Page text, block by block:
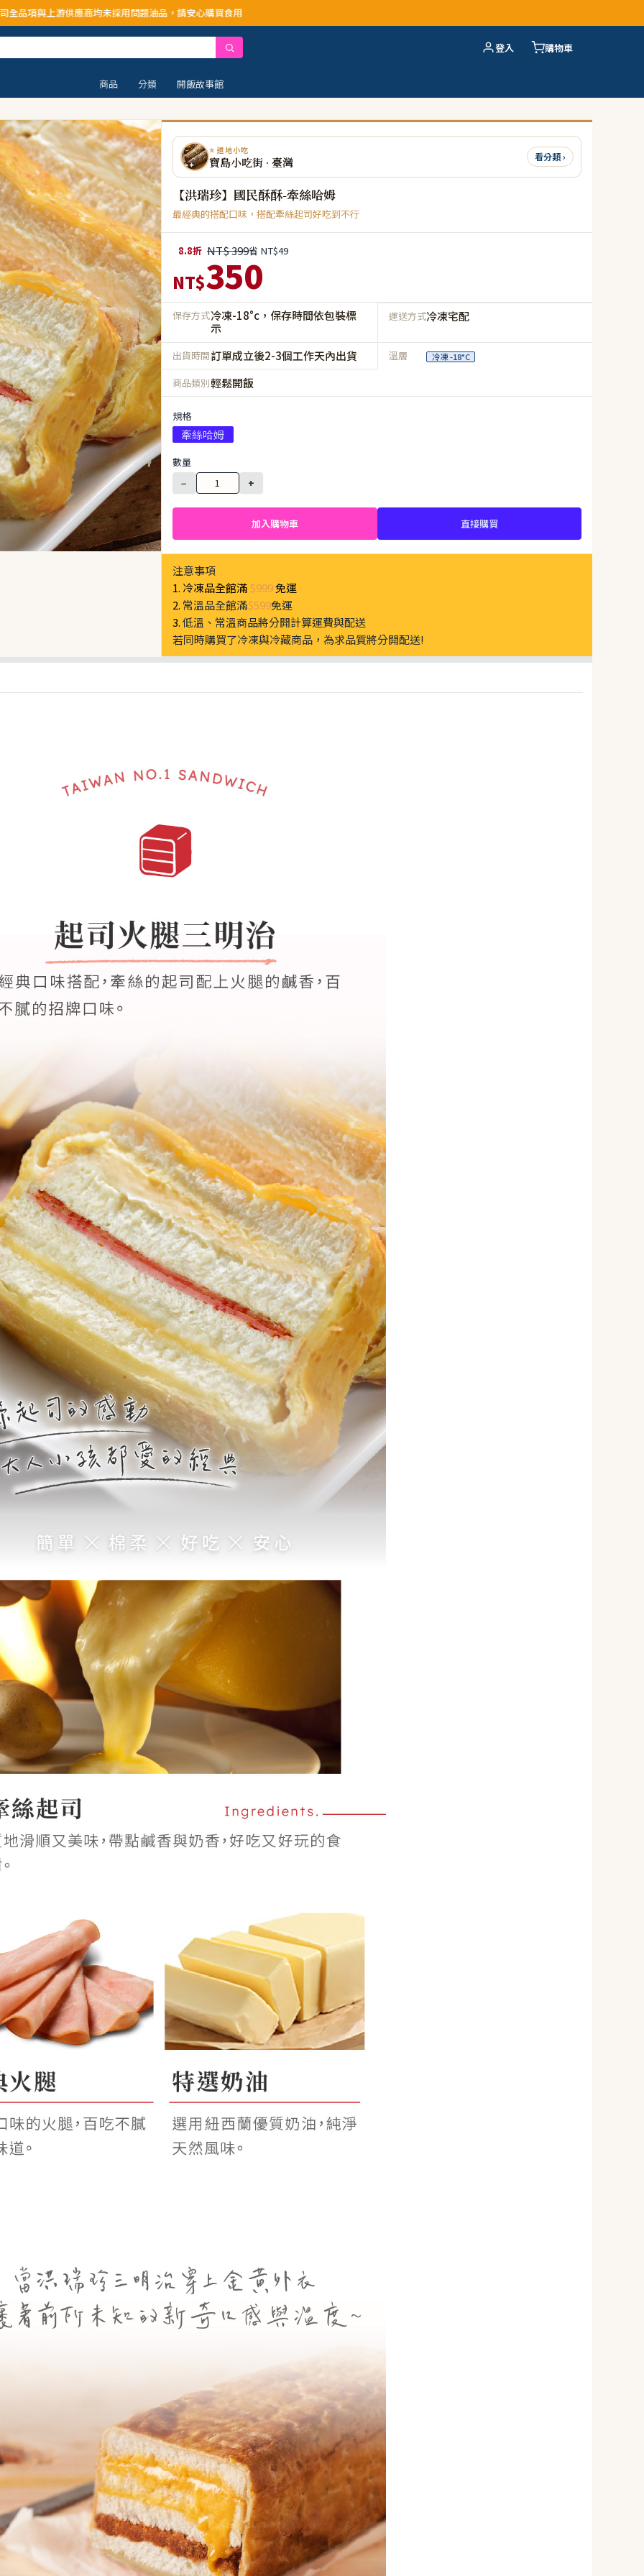
未採用問題油品，請安心購買食用
登入 購物車
商品 分類 開飯故事館
⭐ 道地小吃
寶島小吃街 · 臺灣 看分類 ›
【洪瑞珍】國民酥酥-牽絲哈姆
最經典的搭配口味，搭配牽絲起司好吃到不行
8.8折 NT$ 399省 NT$49
NT$350
保存方式冷凍-18°c，保存時間依包裝標
示
運送方式冷凍宅配
出貨時間訂單成立後2-3個工作天內出貨 溫層 冷凍 -18°C
商品類別輕鬆開飯
規格
牽絲哈姆
數量
−
+
加入購物車 直接購買
注意事項
1. 冷凍品全館滿 $999免運
2. 常溫品全館滿$599免運
3.低溫、常溫商品將分開計算運費與配送
若同時購買了冷凍與冷藏商品，為求品質將分開配送!